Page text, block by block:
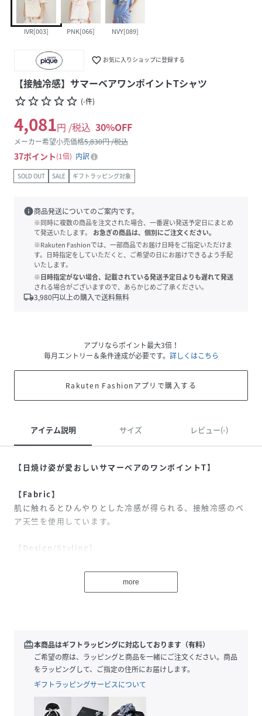
IVR[003] PNK[066] NVY[089]
favorite_border お気に入りショップに登録する
【接触冷感】サマーベアワンポイントTシャツ
star_borderstar_borderstar_borderstar_borderstar_border (-件)
4,081円 /税込 30%OFF
メーカー希望小売価格5,830円 /税込
37ポイント 1倍 内訳
SOLD OUT SALE ギフトラッピング対象
info商品発送についてのご案内です。
※同時に複数の商品を注文された場合、一番遅い発送予定日にまとめ
て発送いたします。
お急ぎの商品は、個別にご注文ください。
※Rakuten Fashionでは、一部商品でお届け日時をご指定いただけま
す。日時指定をしていただくと、ご希望の日にお届けできるよう手配
いたします。
※日時指定がない場合、記載されている発送予定日よりも遅れて発送
される場合がございますので、あらかじめご了承ください。
local_shipping3,980円以上の購入で送料無料
アプリならポイント最大3倍！
毎月エントリー＆条件達成が必要です。 詳しくはこちら
Rakuten Fashionアプリで購入する
アイテム説明 サイズ レビュー(-)
【日焼け姿が愛おしいサマーベアのワンポイントT】
【Fabric】
肌に触れるとひんやりとした冷感が得られる、接触冷感のベ
ア天竺を使用しています。
【Design/Styling】
楽しむベアをテーマにした、ファミリーやカップルでお楽し
みいただけるSUMMER BEARシリーズです。プールサイドで
接触冷感の素材を使用しているので、汗ばむ時期のお風呂上
がりやおやすみの時間にもおすすめです。色はアイボリーと
ピンク、ネイビーの3色展開。同シリーズのボトムや雑貨と合
わせたり、HOMME、JUNIOR、KIDS、BABYとのリンク・
コーディネートもお楽しみください。
more
redeem本商品はギフトラッピングに対応しております（有料）
ご希望の際は、ラッピングと商品を一緒にご注文ください。商品
をラッピングして、ご指定の住所にお届けします。
ギフトラッピングサービスについて